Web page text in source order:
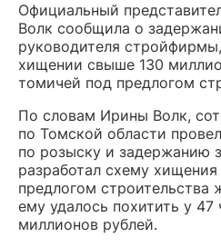
Официальный
Волк сообщила о
руководителя
хищении свыше 130
томичей под предлогом
По словам Ирины Волк,
по Томской области
по розыску и задержанию
разработал схему
предлогом строительства
ему удалось похитить у
миллионов рублей.